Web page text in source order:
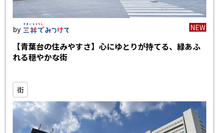
NEW
【青葉台の住みやすさ】心にゆとりが持てる、緑あふ
れる穏やかな街
街